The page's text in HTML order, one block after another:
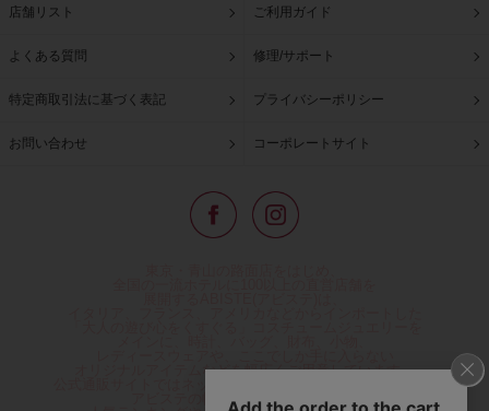
店舗リスト ご利用ガイド
よくある質問 修理/サポート
特定商取引法に基づく表記 プライバシーポリシー
お問い合わせ コーポレートサイト
オリジナルアイテムなどを幅広くご用意しています。
アビステの幅広い商品を取り揃え、